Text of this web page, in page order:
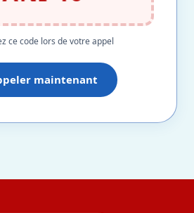
ce code lors de votre appel
maintenant